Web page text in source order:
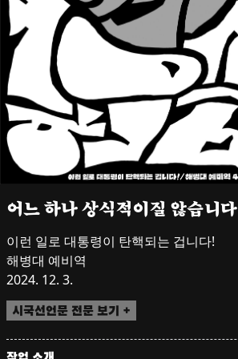
어느 하나 상식적이질 않습니다
이런 일로 대통령이 탄핵되는 겁니다!
해병대 예비역
2024. 12. 3.
시국선언문 전문 보기 +